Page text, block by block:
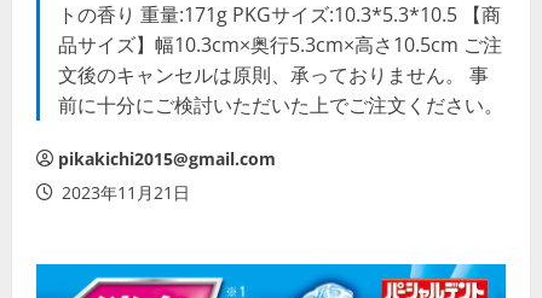
トの香り 重量:171g PKGサイズ:10.3*5.3*10.5 【商
品サイズ】幅10.3cm×奥行5.3cm×高さ10.5cm ご注
文後のキャンセルは原則、承っておりません。 事
前に十分にご検討いただいた上でご注文ください。
pikakichi2015@gmail.com
2023年11月21日